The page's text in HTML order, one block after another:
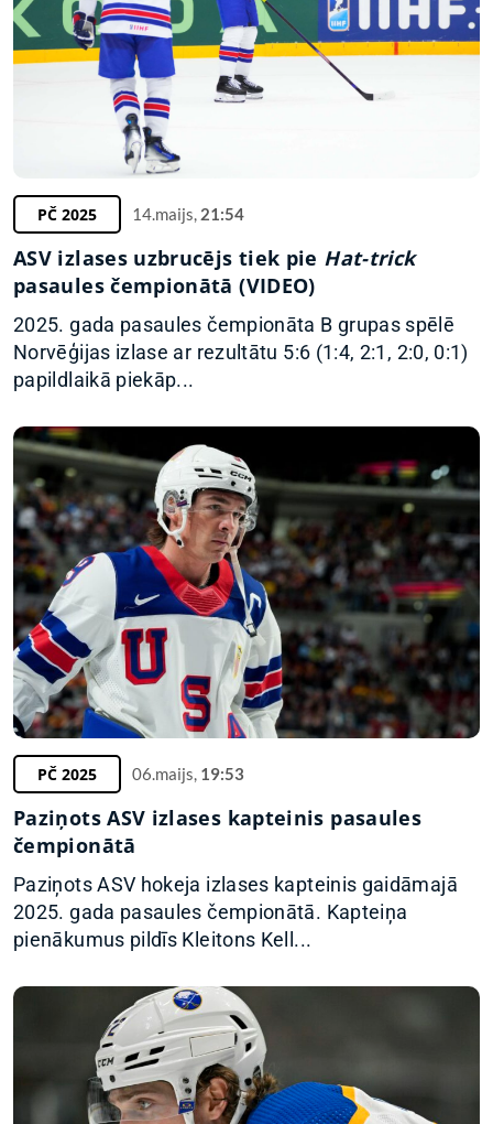
PČ 2025 14.maijs, 21:54
ASV izlases uzbrucējs tiek pie Hat-trick
pasaules čempionātā (VIDEO)
2025. gada pasaules čempionāta B grupas spēlē
Norvēģijas izlase ar rezultātu 5:6 (1:4, 2:1, 2:0, 0:1)
papildlaikā piekāp...
PČ 2025 06.maijs, 19:53
Paziņots ASV izlases kapteinis pasaules
čempionātā
Paziņots ASV hokeja izlases kapteinis gaidāmajā
2025. gada pasaules čempionātā. Kapteiņa
pienākumus pildīs Kleitons Kell...